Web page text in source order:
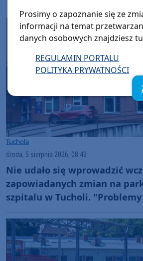
Tuchola
środa, 5 sierpnia 2026, 08:43
Nie udało się wprowadzić
zapowiadanych zmian na
szpitalu w Tucholi. "Problemy
Prosimy o zapoznanie się ze
informacji na temat
danych osobowych znajdziesz
REGULAMIN PORTALU
POLITYKA PRYWATNOŚCI